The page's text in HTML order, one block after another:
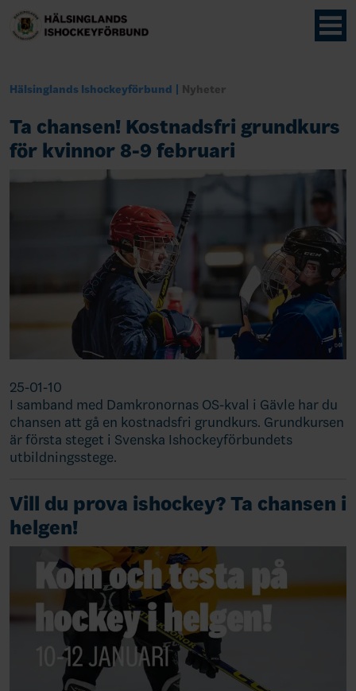
Hälsinglands Ishockeyförbund Nyheter
Ta chansen! Kostnadsfri grundkurs
för kvinnor 8-9 februari
25-01-10
I samband med Damkronornas OS-kval i Gävle har du
chansen att gå en kostnadsfri grundkurs. Grundkursen
är första steget i Svenska Ishockeyförbundets
utbildningsstege.
Vill du prova ishockey? Ta chansen i
helgen!